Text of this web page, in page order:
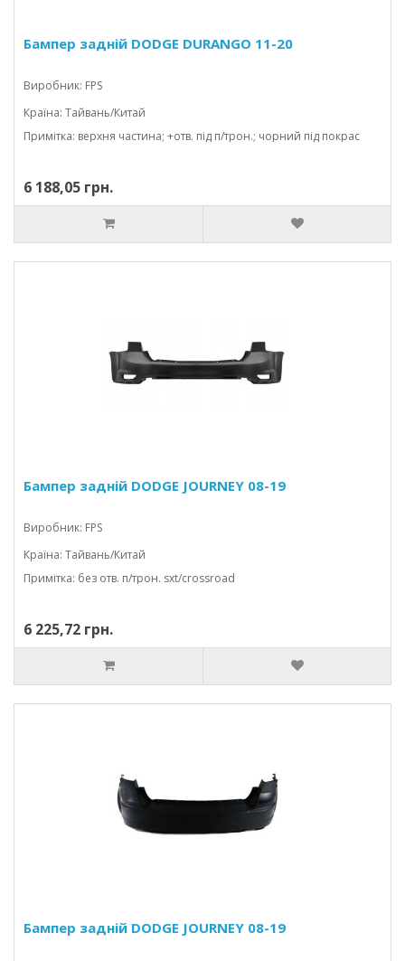
Бампер задній DODGE DURANGO 11-20
Виробник: FPS
Країна: Тайвань/Китай
Примітка: верхня частина; +отв. під п/трон.; чорний під покрас
6 188,05 грн.
Бампер задній DODGE JOURNEY 08-19
Виробник: FPS
Країна: Тайвань/Китай
Примітка: без отв. п/трон. sxt/crossroad
6 225,72 грн.
Бампер задній DODGE JOURNEY 08-19